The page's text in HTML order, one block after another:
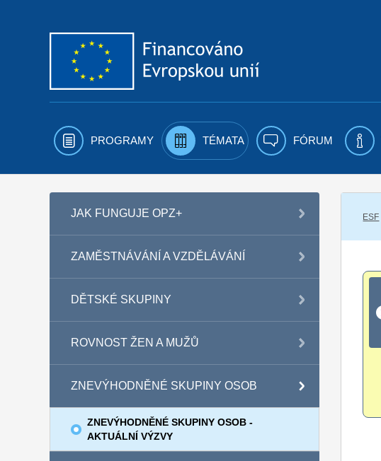
PROGRAMY TÉMATA FÓRUM
JAK FUNGUJE OPZ+
ZAMĚSTNÁVÁNÍ A VZDĚLÁVÁNÍ
DĚTSKÉ SKUPINY
ROVNOST ŽEN A MUŽŮ
ZNEVÝHODNĚNÉ SKUPINY OSOB
ZNEVÝHODNĚNÉ SKUPINY OSOB -
AKTUÁLNÍ VÝZVY
ESF